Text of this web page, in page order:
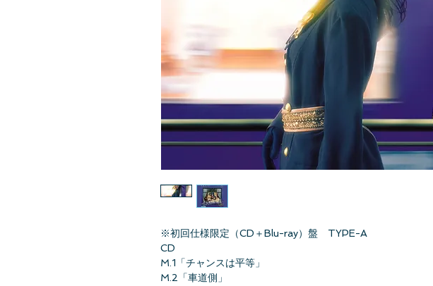
※初回仕様限定（CD＋Blu-ray）盤 TYPE-A
CD
M.1「チャンスは平等」
M.2「車道側」